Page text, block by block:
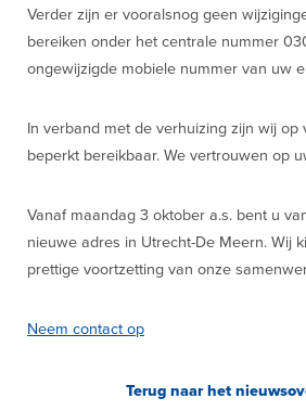
Verder zijn er vooralsnog geen
bereiken onder het centrale nummer
ongewijzigde mobiele nummer van uw
In verband met de verhuizing zijn wij
beperkt bereikbaar. We vertrouwen op
Vanaf maandag 3 oktober a.s. bent u
nieuwe adres in Utrecht-De Meern. Wij
prettige voortzetting van onze
Neem contact op
Terug naar het